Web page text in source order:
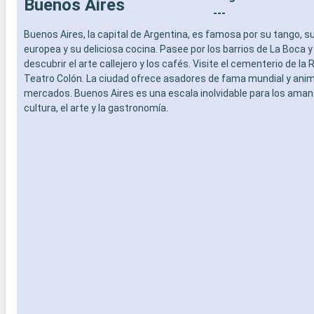
SERVICIOS
OTROS PRIVILEGIOS
- Puntos MSC Voyagers Club
-
teatro al
- Área de
-
-
-
-
-
- Puntos
Buenos Aires
---
Buenos Aires, la capital de Argentina, es famosa por su tango,
europea y su deliciosa cocina. Pasee por los barrios de La Boca
descubrir el arte callejero y los cafés. Visite el cementerio de la
Teatro Colón. La ciudad ofrece asadores de fama mundial y
mercados. Buenos Aires es una escala inolvidable para los
cultura, el arte y la gastronomía.